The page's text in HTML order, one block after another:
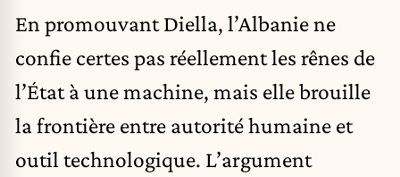
En promouvant Diella, l’Albanie ne
confie certes pas réellement les rênes de
l’État à une machine, mais elle brouille
la frontière entre autorité humaine et
outil technologique. L’argument